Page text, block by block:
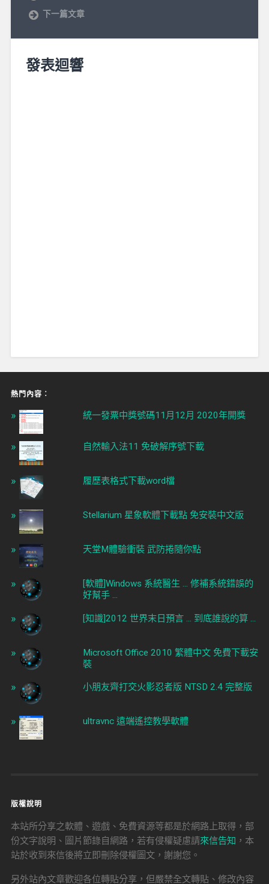
下一篇文章
發表迴響
熱門內容︰
統一發票中獎號碼11月12月 2020年開獎
自然輸入法11 免破解序號下載
履歷表格式下載word檔
Stellarium 星象軟體下載點 免安裝中文版
天堂M體驗衝裝 武防捲隨你點
[軟體]Windows 系統醫生 ... 修補系統錯誤的
好幫手 ...
[知識]2012 世界末日預言 ... 到底誰說的算 ...
Microsoft Office 2010 繁體中文 免費下載安
裝
小朋友齊打交火影忍者版 NTSD 2.4 完整版
ultravnc 遠端遙控教學軟體
版權說明
本站所分享之軟體、遊戲、免費資源等都是於網路上取得，部
份文字說明、圖片節錄自網路，若有侵權疑慮請來信告知 ，本
站於收到來信後將立即刪除侵權圖文，謝謝您。
另外站內文章歡迎各位轉貼分享，但嚴禁全文轉貼、修改內容